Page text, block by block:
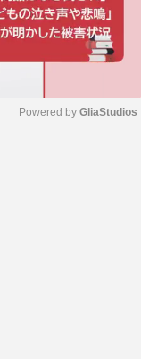
Powered by GliaStudios